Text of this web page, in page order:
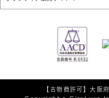
【古物商許可】大阪